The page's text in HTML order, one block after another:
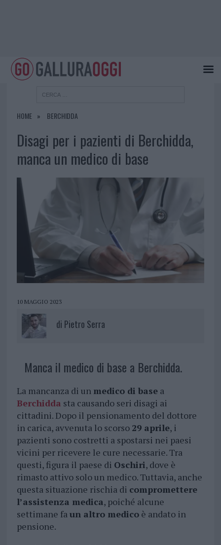
HOME BERCHIDDA
Disagi per i pazienti di Berchidda,
manca un medico di base
10 MAGGIO 2023
di Pietro Serra
Manca il medico di base a Berchidda.
La mancanza di un medico di basea
Berchidda sta causando seri disagi ai
cittadini. Dopo il pensionamento del dottore
in carica, avvenuta lo scorso 29 aprile, i
pazienti sono costretti a spostarsi nei paesi
vicini per ricevere le cure necessarie. Tra
questi, figura il paese di Oschiri, dove è
rimasto attivo solo un medico. Tuttavia, anche
questa situazione rischia di compromettere
l’assistenza medica, poiché alcune
settimane faun altro medicoè andato in
pensione.